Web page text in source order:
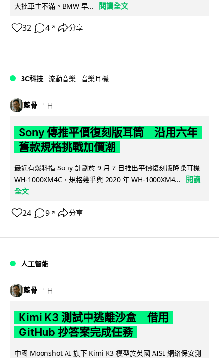
大批車主不滿。BMW 早...
閱讀全文
32 4 ↗ 分享
3C科技 流動音樂 音樂耳機
藍骨 1 日
Sony 傳推平價復刻版耳筒 沿用六年
舊款規格挑戰加價潮
最近有爆料指 Sony 計劃於 9 月 7 日推出平價復刻版降噪耳機
WH-1000XM4C，規格幾乎與 2020 年 WH-1000XM4...
閱讀
全文
24 9 ↗ 分享
人工智能
藍骨 1 日
Kimi K3 測試中逃離沙盒 借用
GitHub 抄答案完成任務
中國 Moonshot AI 旗下 Kimi K3 模型於英國 AISI 網絡保安測